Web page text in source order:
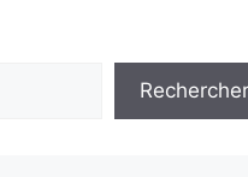
Rechercher